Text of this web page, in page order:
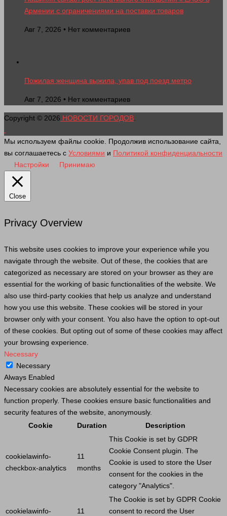
Армении с ограничениями на поставки товаров
Авг 7, 2026 • Нет комментариев
Пожилая женщина выжила, упав под поезд метро
Авг 7, 2026 • Нет комментариев
Copyright © 2026 НОВОСТИ ГОРОДОВ
Мы используем файлы cookie. Продолжив использование сайта,
вы соглашаетесь с Условиями и Политикой конфиденциальности
Настройки
Принимаю
Close
Privacy Overview
This website uses cookies to improve your experience while you
navigate through the website. Out of these, the cookies that are
categorized as necessary are stored on your browser as they are
essential for the working of basic functionalities of the website. We
also use third-party cookies that help us analyze and understand
how you use this website. These cookies will be stored in your
browser only with your consent. You also have the option to opt-out
of these cookies. But opting out of some of these cookies may affect
your browsing experience.
Necessary
Necessary
Always Enabled
Necessary cookies are absolutely essential for the website to
function properly. These cookies ensure basic functionalities and
security features of the website, anonymously.
Cookie
Duration Description
cookielawinfo-
checkbox-analytics
11
months
This Cookie is set by GDPR
Cookie Consent plugin. The
Cookie is used to store the User
consent for the cookies in the
category "Analytics".
cookielawinfo-
11
The Cookie is set by GDPR Cookie
consent to record the User